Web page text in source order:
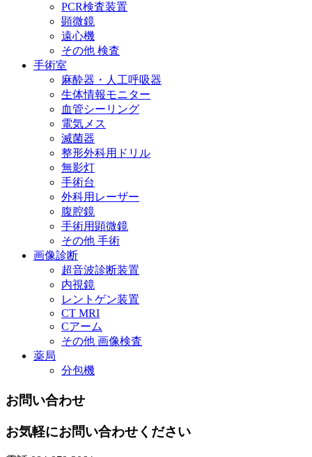
PCR検査装置
顕微鏡
遠心機
その他 検査
手術室
麻酔器・人工呼吸器
生体情報モニター
血管シーリング
電気メス
滅菌器
整形外科用ドリル
無影灯
手術台
外科用レーザー
腹腔鏡
手術用顕微鏡
その他 手術
画像診断
超音波診断装置
内視鏡
レントゲン装置
CT MRI
Cアーム
その他 画像検査
薬局
分包機
お問い合わせ
お気軽にお問い合わせください